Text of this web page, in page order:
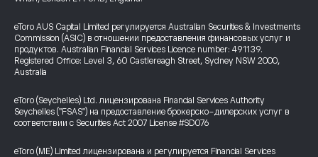
eToro AUS Capital Limited регулируется Australian Securities & Investments
Commission (ASIC) в отношении предоставления финансовых услуг и
продуктов. Australian Financial Services Licence number: 491139.
Registered Office: Level 3, 60 Castlereagh Street, Sydney NSW 2000,
Australia
eToro (Seychelles) Ltd. лицензирована Financial Services Authority
Seychelles ("FSAS") на предоставление брокерско-дилерских услуг в
соответствии с Securities Act 2007 License #SD076
eToro (ME) Limited лицензирована и регулируется Financial Services